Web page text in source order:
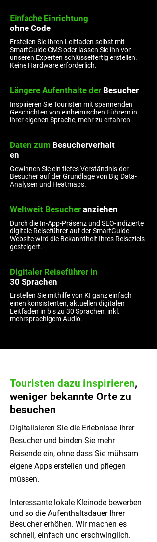
Einfache Einrichtung
ohne Code
Erstellen Sie Ihren Leitfaden selbst mit
SmartGuide CMS oder lassen Sie ihn von
unseren Experten schlüsselfertig erstellen.
Keine Hardware erforderlich.
Längere Aufenthalte der Besucher
Inspirieren Sie Touristen mit spannenden
Geschichten von einheimischen Führern in
ihrer eigenen Sprache, mehr zu erfahren.
Daten zum Besucherverhalt
en
Gewinnen Sie ein tiefes Verständnis der
Besucher auf der Grundlage von Big Data-
Analysen und Heatmaps.
Weltweit Besucher anziehen
Durch die In-App-Präsenz und SEO-indizierte
digitale Reiseführer auf der SmartGuide-
Website wird die Bekanntheit Ihres Reiseziels
gesteigert.
Digitaler Reiseführer in
30 Sprachen
Erstellen Sie mithilfe von KI ganz einfach
einen konsistenten, aktuellen digitalen
Leitfaden in bis zu 30 Sprachen, inkl.
mehrsprachigem Audio.
Touristen dazu inspirieren,
weniger bekannte Orte zu
besuchen
Digitalisieren Sie die Erlebnisse Ihrer
Besucher und binden Sie mehr
Reisende ein, ohne dass Sie mühsam
eigene Apps erstellen und pflegen
müssen.
Interessante lokale Kleinode bewerben
und so die Aufenthaltsdauer Ihrer
Besucher erhöhen. Wir machen es
schnell, einfach und erschwinglich.